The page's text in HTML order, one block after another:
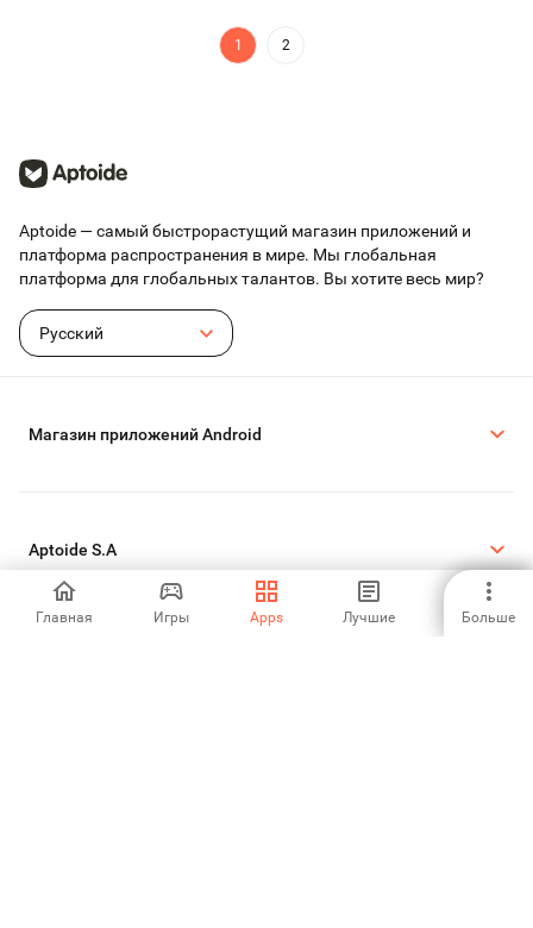
Главная Игры Apps Лучшие Больше
1 2
Aptoide — самый быстрорастущий магазин приложений и
платформа распространения в мире. Мы глобальная
платформа для глобальных талантов. Вы хотите весь мир?
Русский
Магазин приложений Android
Aptoide S.A